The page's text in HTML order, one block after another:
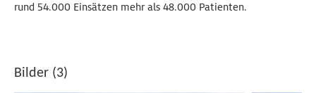
rund 54.000 Einsätzen mehr als 48.000 Patienten.
Bilder (3)